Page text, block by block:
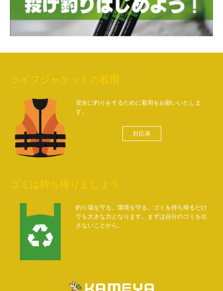
ライフジャケットの着用
安全に釣りをするために着用をお願いいたしま
す。
対応表
ゴミは持ち帰りましょう
釣り場を守る。環境を守る。ゴミを持ち帰るだけ
でも大きな力となります。まずは自分のゴミを出
さないことから。